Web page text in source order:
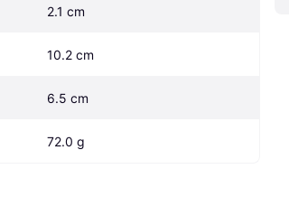
2.1 cm
10.2 cm
6.5 cm
72.0 g